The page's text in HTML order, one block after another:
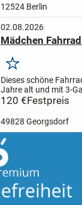
12524 Berlin
02.08.2026
Mädchen
Merken
Dieses schöne
Jahre alt und mit 3-
gibt's noch einen
120 €Festpreis
49828 Georgsdorf